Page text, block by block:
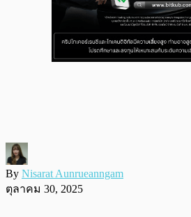
By Nisarat Aunrueanngam
ตุลาคม 30, 2025